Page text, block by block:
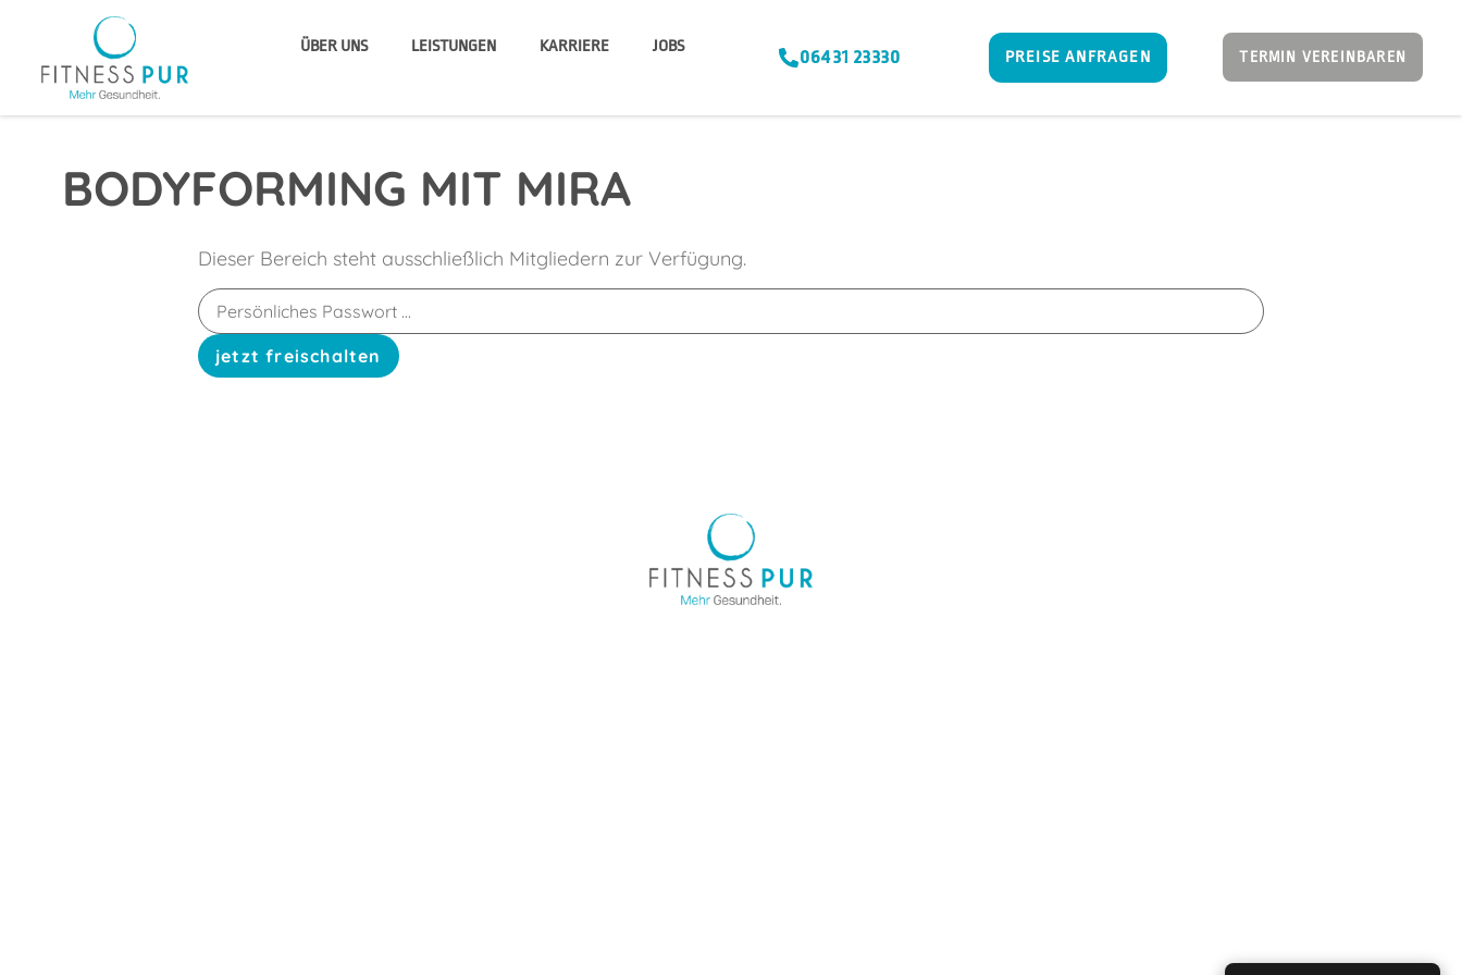
ÜBER UNS LEISTUNGEN KARRIERE JOBS 06431 23330 PREISE ANFRAGEN TERMIN VEREINBAREN
BODYFORMING MIT MIRA
Dieser Bereich steht ausschließlich Mitgliedern zur Verfügung.